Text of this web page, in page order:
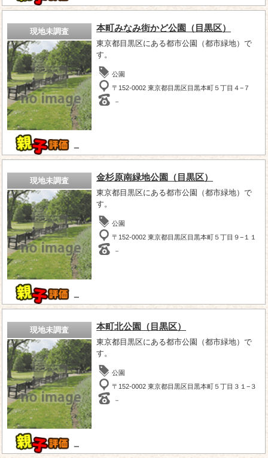
現地未調査
－
本町みなみ街かど公園（目黒区）
東京都目黒区にある都市公園（都市緑地）で
す。
公園
〒152-0002 東京都目黒区目黒本町５丁目４−７
－
現地未調査
－
金杉原南緑地公園（目黒区）
東京都目黒区にある都市公園（都市緑地）で
す。
公園
〒152-0002 東京都目黒区目黒本町５丁目９−１１
－
現地未調査
－
本町北公園（目黒区）
東京都目黒区にある都市公園（都市緑地）で
す。
公園
〒152-0002 東京都目黒区目黒本町５丁目３１−３
－